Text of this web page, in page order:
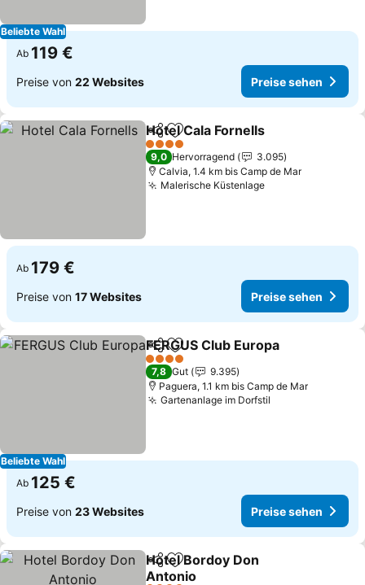
Beliebte Wahl
Ab 119 €
Preise von 22 Websites Preise sehen
TeilenZu Favoriten hinzufügen
Hotel Cala Fornells
4 Sterne
9,0 Hervorragend
3.095
Calvia, 1.4 km bis Camp de Mar
Malerische Küstenlage
Ab 179 €
Preise von 17 Websites Preise sehen
Beliebte Wahl
TeilenZu Favoriten hinzufügen
FERGUS Club Europa
4 Sterne
7,8 Gut
9.395
Paguera, 1.1 km bis Camp de Mar
Gartenanlage im Dorfstil
Ab 125 €
Preise von 23 Websites Preise sehen
TeilenZu Favoriten hinzufügen
Hotel Bordoy Don
Antonio